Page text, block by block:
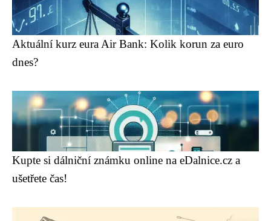
Aktuální kurz eura Air Bank: Kolik korun za euro
dnes?
Kupte si dálniční známku online na eDalnice.cz a
ušetřete čas!